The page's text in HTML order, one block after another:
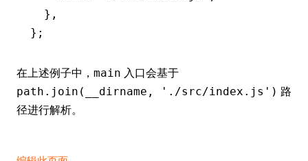
  }
,
};
在上述例子中， main 入口会基于
path.join(__dirname, './src/index.js') 路
径进行解析。